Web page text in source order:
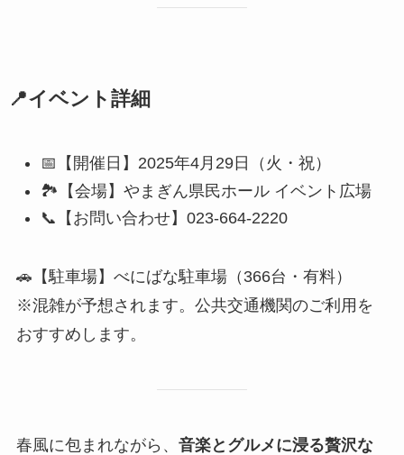
📍イベント詳細
📅【開催日】2025年4月29日（火・祝）
🏞️【会場】やまぎん県民ホール イベント広場
📞【お問い合わせ】023-664-2220
🚗【駐車場】べにばな駐車場（366台・有料）
※混雑が予想されます。公共交通機関のご利用を
おすすめします。
春風に包まれながら、 音楽とグルメに浸る贅沢な